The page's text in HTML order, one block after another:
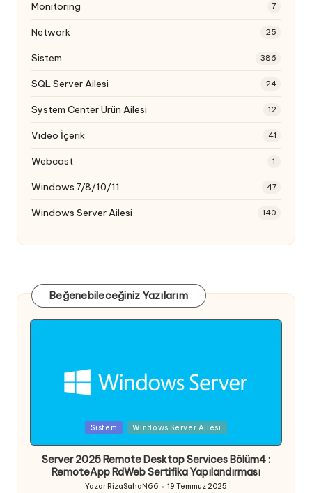
Monitoring 7
Network 25
Sistem 386
SQL Server Ailesi 24
System Center Ürün Ailesi 12
Video İçerik 41
Webcast 1
Windows 7/8/10/11 47
Windows Server Ailesi 140
Beğenebileceğiniz Yazılarım
Sistem Windows Server Ailesi
Server 2025 Remote Desktop Services Bölüm4 :
RemoteApp RdWeb Sertifika Yapılandırması
Yazar RizaSahaN66 19 Temmuz 2025